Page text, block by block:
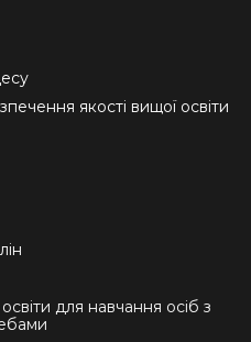
якості вищої освіти
для навчання осіб з